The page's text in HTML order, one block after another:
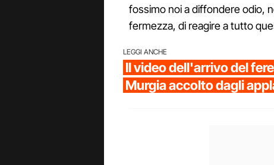
fossimo noi a diffondere odio,
fermezza, di reagire a tutto
LEGGI ANCHE
Il video dell'arrivo del
Murgia accolto dagli